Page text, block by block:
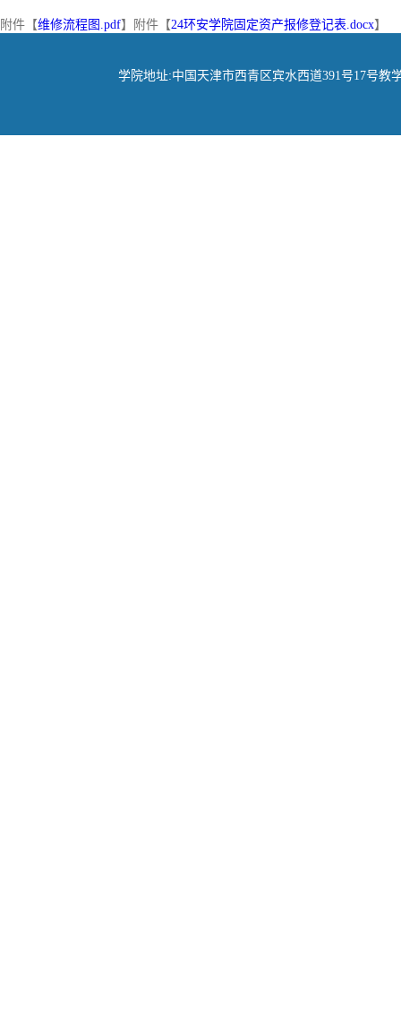
附件【维修流程图.pdf】 附件【24环安学院固定资产报修登记表.docx】
学院地址:中国天津市西青区宾水西道391号17号教